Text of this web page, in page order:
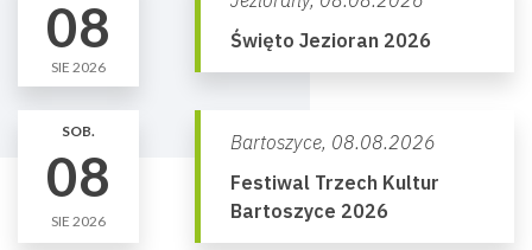
08
SIE 2026
Święto Jezioran 2026
SOB.
08
SIE 2026
Bartoszyce, 08.08.2026
Festiwal Trzech Kultur
Bartoszyce 2026